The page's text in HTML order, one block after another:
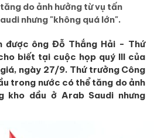
do ảnh hưởng từ vụ tấn
nhưng "không quá lớn".
được ông Đỗ Thắng Hải - Thứ
biết tại cuộc họp quý III của
ngày 27/9. Thứ trưởng Công
trong nước có thể tăng do ảnh
kho dầu ở Arab Saudi nhưng